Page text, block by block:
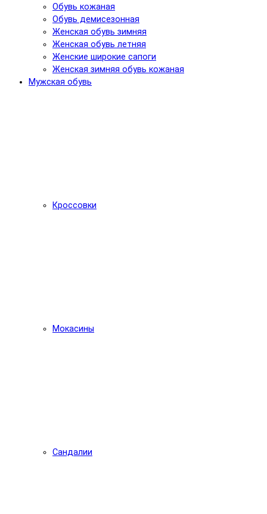
Обувь кожаная
Обувь демисезонная
Женская обувь зимняя
Женская обувь летняя
Женские широкие сапоги
Женская зимняя обувь кожаная
Мужская обувь
Кроссовки
Мокасины
Сандалии